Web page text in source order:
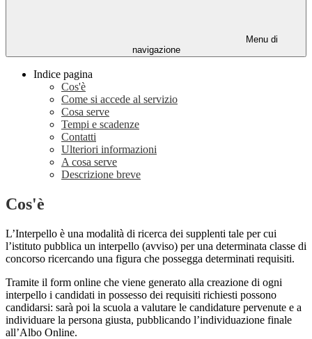
Menu di
navigazione
Indice pagina
Cos'è
Come si accede al servizio
Cosa serve
Tempi e scadenze
Contatti
Ulteriori informazioni
A cosa serve
Descrizione breve
Cos'è
L’Interpello è una modalità di ricerca dei supplenti tale per cui
l’istituto pubblica un interpello (avviso) per una determinata classe di
concorso ricercando una figura che possegga determinati requisiti.
Tramite il form online che viene generato alla creazione di ogni
interpello i candidati in possesso dei requisiti richiesti possono
candidarsi: sarà poi la scuola a valutare le candidature pervenute e a
individuare la persona giusta, pubblicando l’individuazione finale
all’Albo Online.